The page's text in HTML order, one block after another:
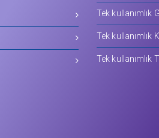
Tek kullanımlık
Tek kullanımlık
Tek kullanımlık